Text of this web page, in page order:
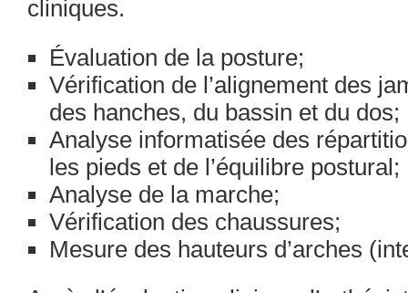
cliniques.
Évaluation de la posture;
Vérification de l’alignement des
des hanches, du bassin et du dos;
Analyse informatisée des
les pieds et de l’équilibre postural;
Analyse de la marche;
Vérification des chaussures;
Mesure des hauteurs d’arches